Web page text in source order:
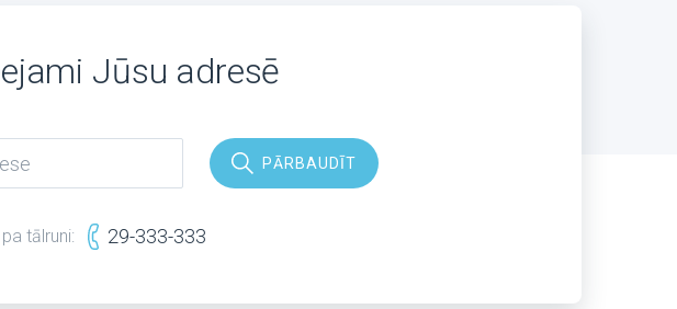
Jūsu adresē
PĀRBAUDĪT
tālruni: 29-333-333